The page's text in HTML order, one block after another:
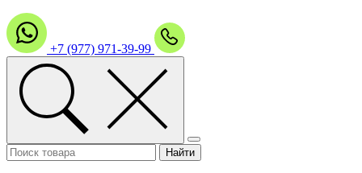
+7 (977) 971-39-99